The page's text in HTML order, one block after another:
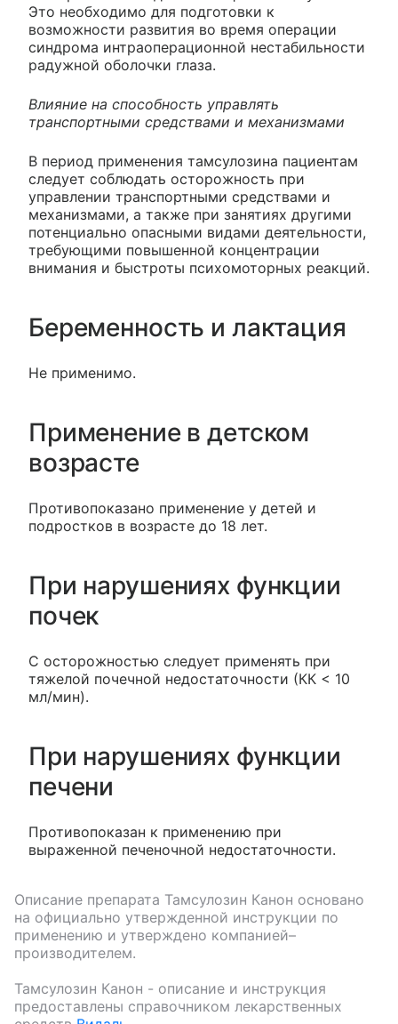
Это необходимо для подготовки к
возможности развития во время операции
синдрома интраоперационной нестабильности
радужной оболочки глаза.
Влияние на способность управлять
транспортными средствами и механизмами
В период применения тамсулозина пациентам
следует соблюдать осторожность при
управлении транспортными средствами и
механизмами, а также при занятиях другими
потенциально опасными видами деятельности,
требующими повышенной концентрации
внимания и быстроты психомоторных реакций.
Беременность и лактация
Не применимо.
Применение в детском
возрасте
Противопоказано применение у детей и
подростков в возрасте до 18 лет.
При нарушениях функции
почек
С осторожностью следует применять при
тяжелой почечной недостаточности (КК < 10
мл/мин).
При нарушениях функции
печени
Противопоказан к применению при
выраженной печеночной недостаточности.
Описание препарата Тамсулозин Канон основано
на официально утвержденной инструкции по
применению и утверждено компанией–
производителем.
Тамсулозин Канон - описание и инструкция
предоставлены справочником лекарственных